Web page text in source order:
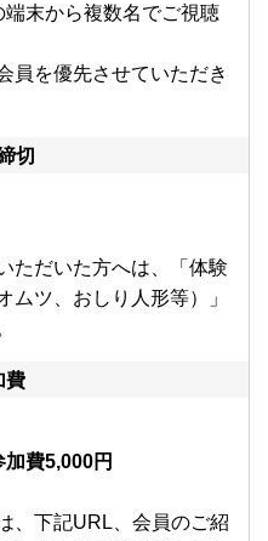
端末から複数名でご視聴
員を優先させていただき
切
ただいた方へは、「体験
ムツ、おしり人形等）」
費
費5,000円
、下記URL、会員のご紹